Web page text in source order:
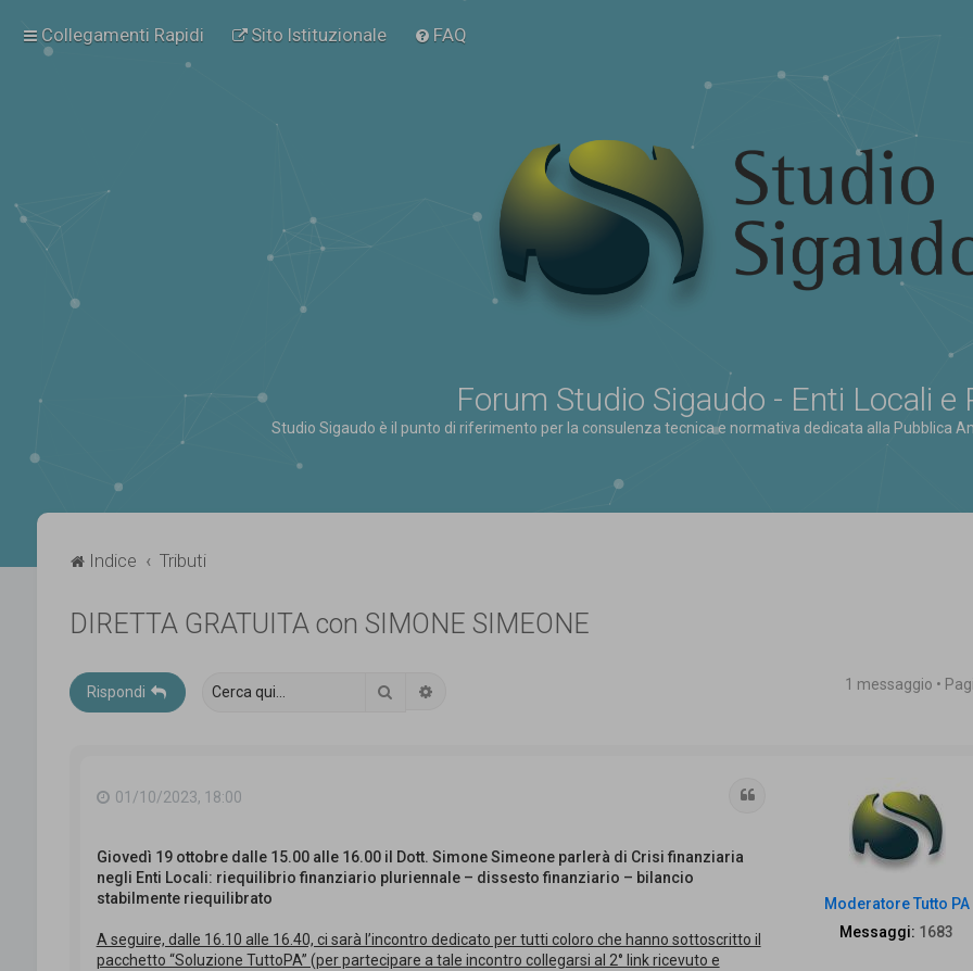
Collegamenti Rapidi Sito Istituzionale FAQ
Forum Studio Sigaudo - Enti Locali e
Studio Sigaudo è il punto di riferimento per la consulenza tecnica e normativa dedicata alla Pubblica
Indice Tributi
DIRETTA GRATUITA con SIMONE SIMEONE
Rispondi Cerca 1 messaggio •
Moderatore Tutto PA
Messaggi: 1683
01/10/2023, 18:00
Giovedì 19 ottobre dalle 15.00 alle 16.00 il Dott. Simone Simeone parlerà di Crisi finanziaria
negli Enti Locali: riequilibrio finanziario pluriennale – dissesto finanziario – bilancio
stabilmente riequilibrato
A seguire, dalle 16.10 alle 16.40, ci sarà l’incontro dedicato per tutti coloro che hanno sottoscritto il
pacchetto “Soluzione TuttoPA” (per partecipare a tale incontro collegarsi al 2° link ricevuto e